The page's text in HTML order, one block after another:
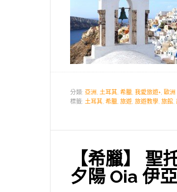
分類: 亞洲 , 土耳其, 希臘, 我愛旅遊+, 歐洲
標籤: 土耳其, 希臘, 旅遊, 旅遊教學, 旅館,
【希臘】
夕陽 Oia 伊亞